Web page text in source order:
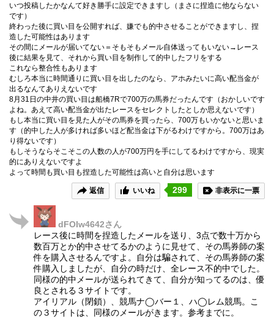
いつ投稿したかなんて好き勝手に設定できますし（まさに捏造に他ならない
です）
終わった後に買い目を公開すれば、嫌でも的中させることができますし、捏
造した可能性はあります
その間にメールが届いてない＝そもそもメール自体送ってもいない→レース
後に結果を見て、それから買い目を制作して的中したフリをする
これなら整合性もあります
むしろ本当に時間通りに買い目を出したのなら、アホみたいに高い配当金が
出るなんてありえないです
8月31日の中井の買い目は船橋7Rで700万の馬券だったんです（おかしいです
よね。あえて高い配当金が出たレースをセレクトしたとしか思えないです）
もし本当に買い目を見た人がその馬券を買ったら、700万もいかないと思いま
す（的中した人が多ければ多いほど配当金は下がるわけですから。700万はあ
り得ないです）
もしそうならそこそこの人数の人が700万円を手にしてるわけですから、現実
的にありえないですよ
よって時間も買い目も捏造した可能性は高いと自分は思います
返信 いいね 299 非表示に一票
dFOIw4642さん
レース後に時間を捏造したメールを送り、3点で数十万から
数百万とか的中させてるかのように見せて、その馬券師の案
件を購入させるんですよ。自分は騙されて、その馬券師の案
件購入しましたが、自分の時だけ、全レース不的中でした。
同様の的中メールが送られてきて、自分が知ってるのは、優
良とされる３サイトです。
アイリアル（閉鎖）、競馬ナ◯バー１、ハ◯レム競馬。こ
の３サイトは、同様のメールがきます。参考までに。